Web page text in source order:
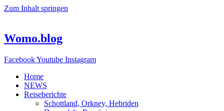
Zum Inhalt springen
Womo.blog
FacebookYoutube Instagram
Home
NEWS
Reiseberichte
Schottland, Orkney, Hebriden